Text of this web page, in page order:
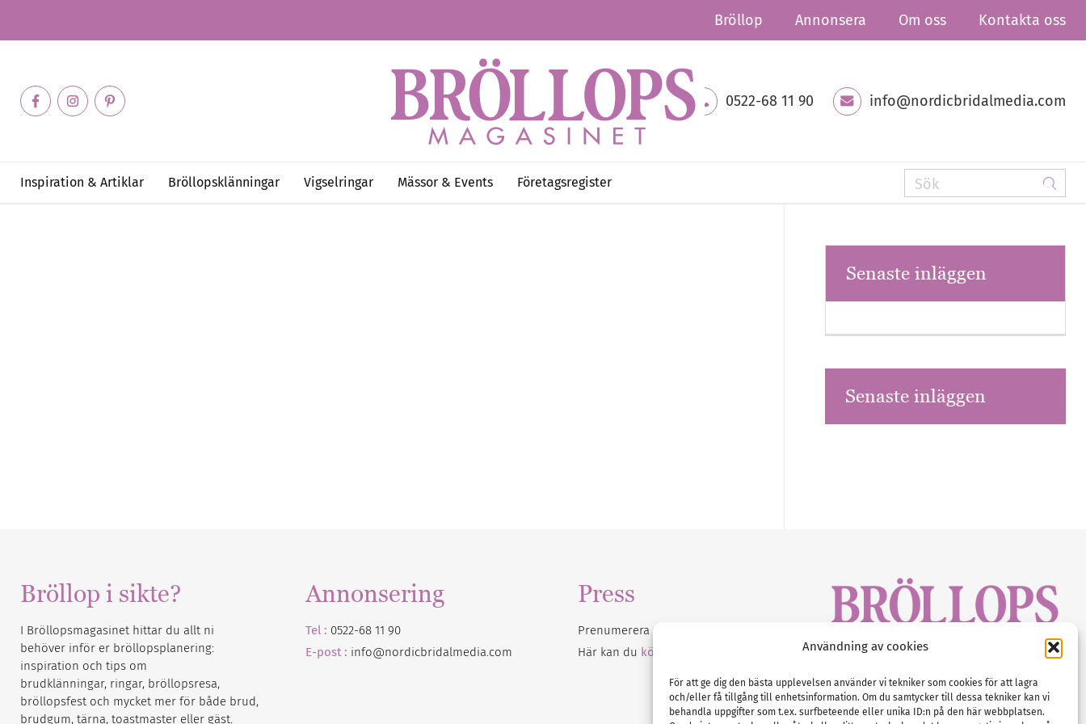
Användning av cookies
För att ge dig den bästa upplevelsen använder vi tekniker som cookies för att lagra
och/eller få tillgång till enhetsinformation. Om du samtycker till dessa tekniker kan vi
behandla uppgifter som t.ex. surfbeteende eller unika ID:n på den här webbplatsen.
Bröllop Annonsera Om oss Kontakta oss
0522-68 11 90 info@nordicbridalmedia.com
Inspiration & Artiklar Bröllopsklänningar Vigselringar Mässor & Events Företagsregister
Senaste inläggen
Senaste inläggen
Bröllop i sikte?
I Bröllopsmagasinet hittar du allt ni
behöver inför er bröllopsplanering:
inspiration och tips om
brudklänningar, ringar, bröllopsresa,
bröllopsfest och mycket mer för både brud,
brudgum, tärna, toastmaster eller gäst.
Annonsering
Tel : 0522-68 11 90
E-post : info@nordicbridalmedia.com
Press
Prenumerera på vårt
Här kan du köpa Bröllopsmagasinet
Tel :0522-68 11 90
E-post:info@nordicbridalmedia.com